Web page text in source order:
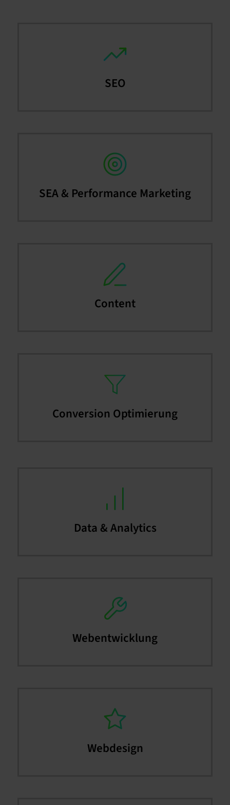
SEO
SEA & Performance Marketing
Content
Conversion Optimierung
Data & Analytics
Webentwicklung
Webdesign